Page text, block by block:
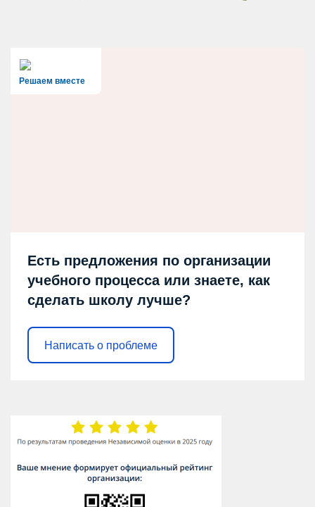
Решаем вместе
Есть предложения по организации
учебного процесса или знаете, как
сделать школу лучше?
Написать о проблеме